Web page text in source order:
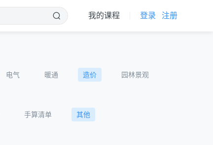
注册
登录
我的课程
电气 暖通 造价 园林景观
手算清单 其他